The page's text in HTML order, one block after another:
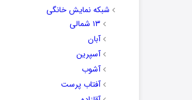
شبکه نمایش خانگی
۱۳ شمالی
آبان
آسپرین
آشوب
آفتاب پرست